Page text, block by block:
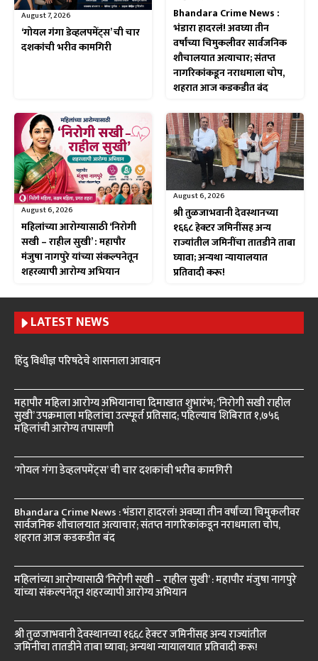
August 7, 2026
‘गोयल गंगा डेव्हलपमेंट्स’ ची चार
दशकांची भरीव कामगिरी
Bhandara Crime News :
भंडारा हादरलं! अवघ्या तीन
वर्षांच्या चिमुकलीवर सार्वजनिक
शौचालयात अत्याचार; संतप्त
नागरिकांकडून नराधमाला चोप,
शहरात आज कडकडीत बंद
August 6, 2026
महिलांच्या आरोग्यासाठी ‘निरोगी
सखी – राहील सुखी’ : महापौर
मंजुषा नागपुरे यांच्या संकल्पनेतून
शहरव्यापी आरोग्य अभियान
August 6, 2026
श्री तुळजाभवानी देवस्थानच्या
१६६८ हेक्टर जमिनींसह अन्य
राज्यांतील जमिनींचा तातडीने ताबा
घ्यावा; अन्यथा न्यायालयात
प्रतिवादी करू!
LATEST NEWS
हिंदु विधीज्ञ परिषदेचे शासनाला आवाहन
महापौर महिला आरोग्य अभियानाचा दिमाखात शुभारंभ; ‘निरोगी सखी राहील
सुखी’ उपक्रमाला महिलांचा उत्स्फूर्त प्रतिसाद; पहिल्याच शिबिरात १,७५६
महिलांची आरोग्य तपासणी
‘गोयल गंगा डेव्हलपमेंट्स’ ची चार दशकांची भरीव कामगिरी
Bhandara Crime News : भंडारा हादरलं! अवघ्या तीन वर्षांच्या चिमुकलीवर
सार्वजनिक शौचालयात अत्याचार; संतप्त नागरिकांकडून नराधमाला चोप,
शहरात आज कडकडीत बंद
महिलांच्या आरोग्यासाठी ‘निरोगी सखी – राहील सुखी’ : महापौर मंजुषा नागपुरे
यांच्या संकल्पनेतून शहरव्यापी आरोग्य अभियान
श्री तुळजाभवानी देवस्थानच्या १६६८ हेक्टर जमिनींसह अन्य राज्यांतील
जमिनींचा तातडीने ताबा घ्यावा; अन्यथा न्यायालयात प्रतिवादी करू!